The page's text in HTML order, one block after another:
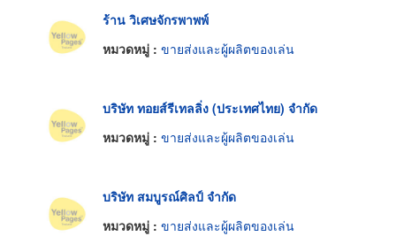
ร้าน วิเศษจักรพาพพ์
หมวดหมู่ : ขายส่งและผู้ผลิตของเล่น
บริษัท ทอยส์รีเทลลิ่ง (ประเทศไทย) จำกัด
หมวดหมู่ : ขายส่งและผู้ผลิตของเล่น
บริษัท สมบูรณ์ศิลป์ จำกัด
หมวดหมู่ : ขายส่งและผู้ผลิตของเล่น